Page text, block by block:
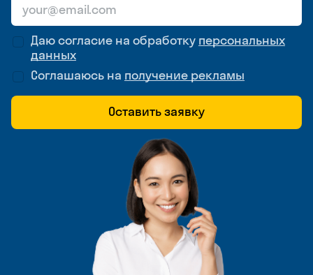
Даю согласие на обработку персональных
данных
Соглашаюсь на получение рекламы
Оставить заявку